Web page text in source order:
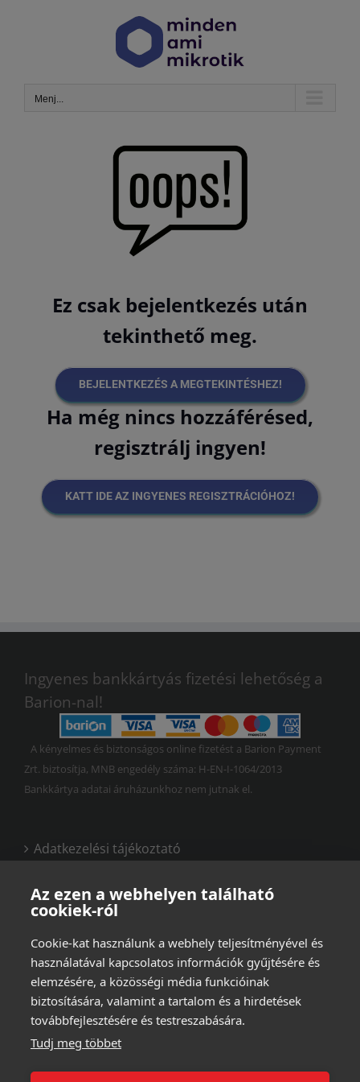
Menj...
Ez csak bejelentkezés után
tekinthető meg.
BEJELENTKEZÉS A MEGTEKINTÉSHEZ!
Ha még nincs hozzáférésed,
regisztrálj ingyen!
KATT IDE AZ INGYENES REGISZTRÁCIÓHOZ!
Ingyenes bankkártyás fizetési lehetőség a
Barion-nal!
A kényelmes és biztonságos online fizetést a Barion Payment
Zrt. biztosítja, MNB engedély száma: H-EN-I-1064/2013
Bankkártya adatai áruházunkhoz nem jutnak el.
Adatkezelési tájékoztató
Vásárlási és felhasználási feltételek
Az ezen a webhelyen található
cookiek-ról
Cookie-kat használunk a webhely teljesítményével és
használatával kapcsolatos információk gyűjtésére és
elemzésére, a közösségi média funkcióinak
biztosítására, valamint a tartalom és a hirdetések
továbbfejlesztésére és testreszabására.
Tudj meg többet